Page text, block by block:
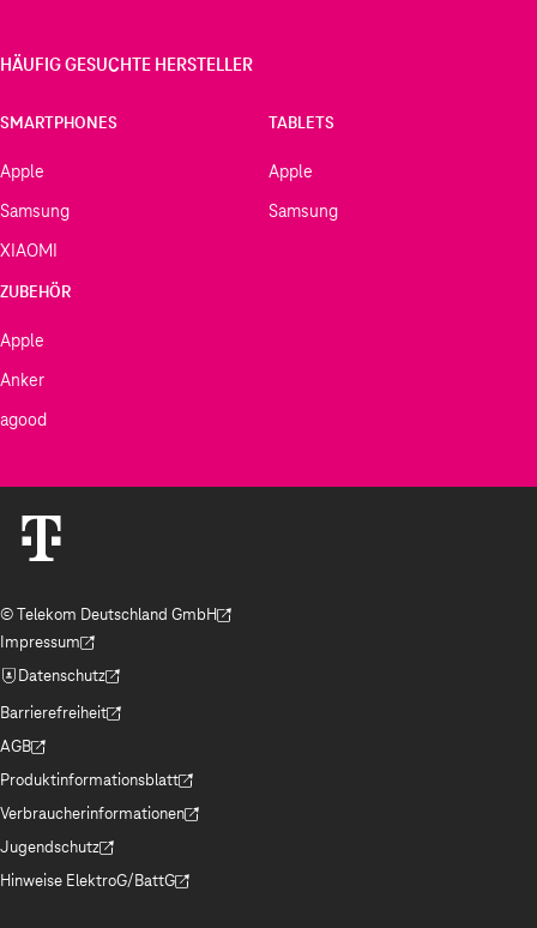
HÄUFIG GESUCHTE HERSTELLER
SMARTPHONES
Apple
Samsung
XIAOMI
TABLETS
Apple
Samsung
ZUBEHÖR
Apple
Anker
agood
© Telekom Deutschland GmbH
(Der Link wird in einem neuen Tab geöffnet)
Impressum
(Der Link wird in einem neuen Tab geöffnet)
Datenschutz
(Der Link wird in einem neuen Tab geöffnet)
Barrierefreiheit
(Der Link wird in einem neuen Tab geöffnet)
AGB
(Der Link wird in einem neuen Tab geöffnet)
Produktinformationsblatt
(Der Link wird in einem neuen Tab geöffnet)
Verbraucherinformationen
(Der Link wird in einem neuen Tab geöffnet)
Jugendschutz
(Der Link wird in einem neuen Tab geöffnet)
Hinweise ElektroG/BattG
(Der Link wird in einem neuen Tab geöffnet)